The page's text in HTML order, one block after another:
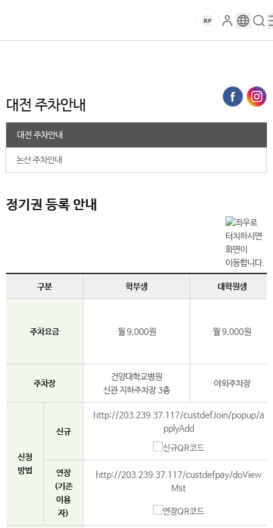
건
대
학
교
마
로
그
구
글
검
색
메
뉴
로
대전 주차안내
대전 주차안내
논산 주차안내
정기권 등록 안내
구분 학부생 대학원생
주차요금 월 9,000원 월 9,000원
주차장
건양대학교병원
신관 지하주차장 3층
야외주차장
신청
방법
신규
http://203.239.37.117/custdefJoin/popup/a
pplyAdd
연장
(기존
이용
자)
http://203.239.37.117/custdefpay/doView
Mst